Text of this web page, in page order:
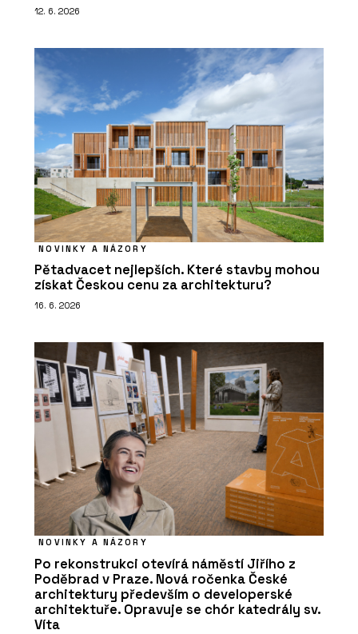
12. 6. 2026
NOVINKY A NÁZORY
Pětadvacet nejlepších. Které stavby mohou
získat Českou cenu za architekturu?
16. 6. 2026
NOVINKY A NÁZORY
Po rekonstrukci otevírá náměstí Jiřího z
Poděbrad v Praze. Nová ročenka České
architektury především o developerské
architektuře. Opravuje se chór katedrály sv.
Víta